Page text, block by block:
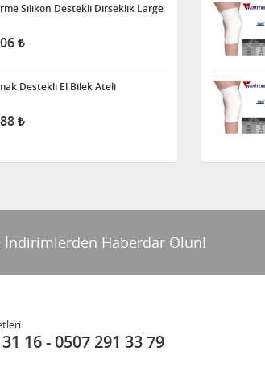
Silikon Destekli Dirseklik Large
Destekli El Bilek Ateli
İndirimlerden Haberdar Olun!
16 0507 291 33 79